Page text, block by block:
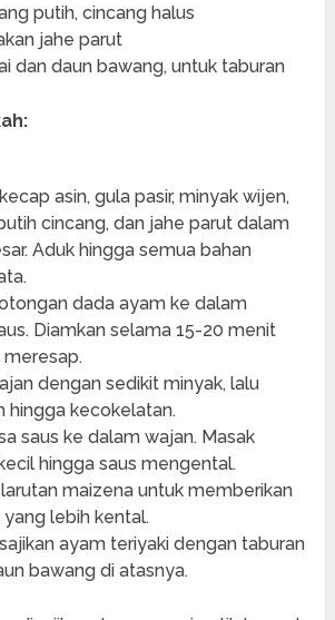
putih, cincang halus
jahe parut
dan daun bawang, untuk taburan
asin, gula pasir, minyak wijen,
cincang, dan jahe parut dalam
Aduk hingga semua bahan
dada ayam ke dalam
Diamkan selama 15-20 menit
dengan sedikit minyak, lalu
hingga kecokelatan.
saus ke dalam wajan. Masak
hingga saus mengental.
maizena untuk memberikan
lebih kental.
ayam teriyaki dengan taburan
bawang di atasnya.